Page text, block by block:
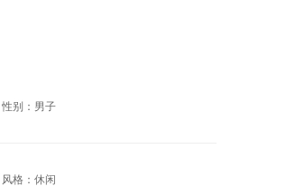
性别：男子
风格：休闲